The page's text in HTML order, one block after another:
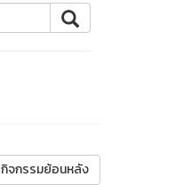
กิจกรรมย้อนหลัง